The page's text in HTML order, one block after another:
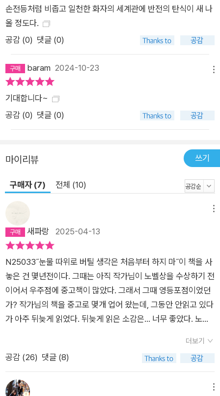
지친 「아기 부처」의 ‘나’, 「철길을 흐르는 강」에서 무기력한 시간을
견뎌야 하는 여자, 엄마가 떠난 뒤 광기에 빠진 아빠와 떠도는 「해
질녘에 개들은 어떤 기분일까」의 아이 등 소설 속 인물들은 자신
인 투쟁을 통해 맑고 빛나는 세계로의 도약을 꿈꾸고 있다. 한강
의 소설은 약하고 연한 살성과 물질인 뼈로 이루어진 인간이 어떤
들처럼 영원할 수 없고 언젠가 죽음이라는 물질의 세계로 반납될
것을 알리는 증표이지만, 한강이 ‘흰 뼈’를 말할 때 그것은 영원히
떤 것을 상기시킨다. 세계는 어두운 환영에 불과할지 모르지만 인
간 안에는 외로운 흰 뼈들이 조용히 자리한 채 빛나고 있다는 것
을, 그것들이 예기치 못한 때에 서로 부딪치며 아름다운 소리를
내는 순간이 올 것을 그는 믿는다. _강지희(문학평론가)
손전등처럼 비좁고 일천한 화자의 세계관에 반전의 탄식이 새 나
올 정도다.
공감 (0) 댓글 (0)
baram 2024-10-23
기대합니다~
공감 (0) 댓글 (0)
마이리뷰 쓰기
구매자 (7) 전체 (10)
새파랑 2025-04-13
N25033˝눈물 따위로 버틸 생각은 처음부터 하지 마˝이 책을 사
놓은 건 몇년전이다. 그때는 아직 작가님이 노벨상을 수상하기 전
이어서 우주점에 중고책이 많았다. 그래서 그때 영등포점이었던
가? 작가님의 책을 중고로 몇개 업어 왔는데, 그동안 안읽고 있다
가 아주 뒤늦게 읽었다. 뒤늦게 읽은 소감은... 너무 좋았다. 노벨
채워진 작품이 가능한건가, 이렇게 감정의 높낮이가 없이 계속 높
은 밀도의 우울로 글을 쓰는게 가능한건가. 내가 우울한걸 좋아하
생각이 든다. 하지만... 그럼에도 불구하고... 한강 작가님의 작품
더보기
공감 (26) 댓글 (8)